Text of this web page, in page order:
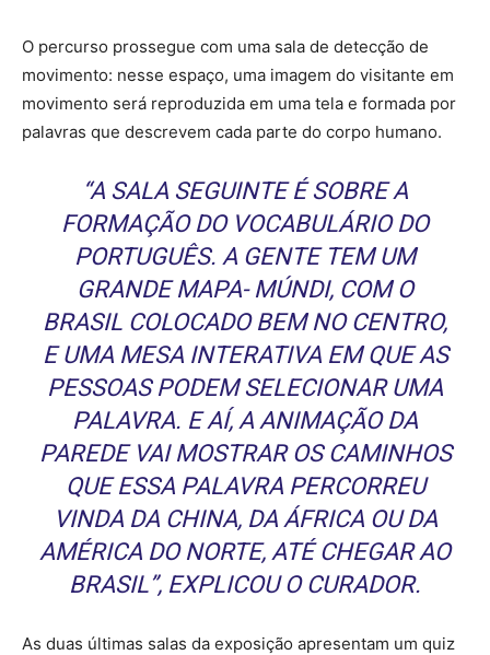
O percurso prossegue com uma sala de detecção de
movimento: nesse espaço, uma imagem do visitante em
movimento será reproduzida em uma tela e formada por
palavras que descrevem cada parte do corpo humano.
“A SALA SEGUINTE É SOBRE A
FORMAÇÃO DO VOCABULÁRIO DO
PORTUGUÊS. A GENTE TEM UM
GRANDE MAPA- MÚNDI, COM O
BRASIL COLOCADO BEM NO CENTRO,
E UMA MESA INTERATIVA EM QUE AS
PESSOAS PODEM SELECIONAR UMA
PALAVRA. E AÍ, A ANIMAÇÃO DA
PAREDE VAI MOSTRAR OS CAMINHOS
QUE ESSA PALAVRA PERCORREU
VINDA DA CHINA, DA ÁFRICA OU DA
AMÉRICA DO NORTE, ATÉ CHEGAR AO
BRASIL”, EXPLICOU O CURADOR.
As duas últimas salas da exposição apresentam um quiz